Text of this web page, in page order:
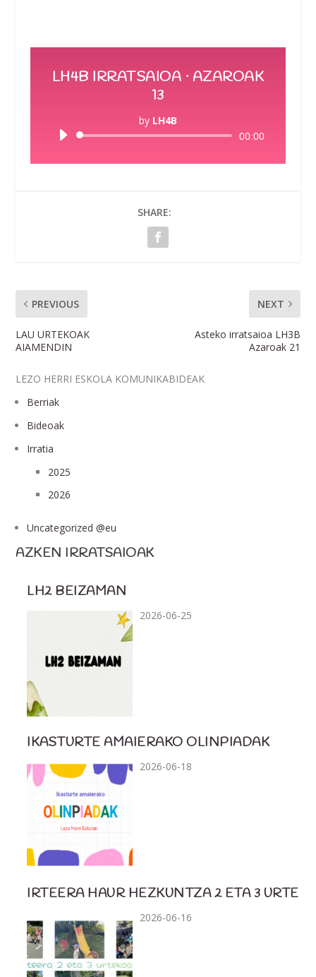
LH4B IRRATSAIOA · AZAROAK
13
by LH4B
Audio
00:00
SHARE:
PREVIOUS
LAU URTEKOAK
AIAMENDIN
NEXT
Asteko irratsaioa LH3B
Azaroak 21
LEZO HERRI ESKOLA KOMUNIKABIDEAK
Berriak
Bideoak
Irratia
2025
2026
Uncategorized @eu
AZKEN IRRATSAIOAK
LH2 BEIZAMAN
2026-06-25
IKASTURTE AMAIERAKO OLINPIADAK
2026-06-18
IRTEERA HAUR HEZKUNTZA 2 ETA 3 URTE
2026-06-16